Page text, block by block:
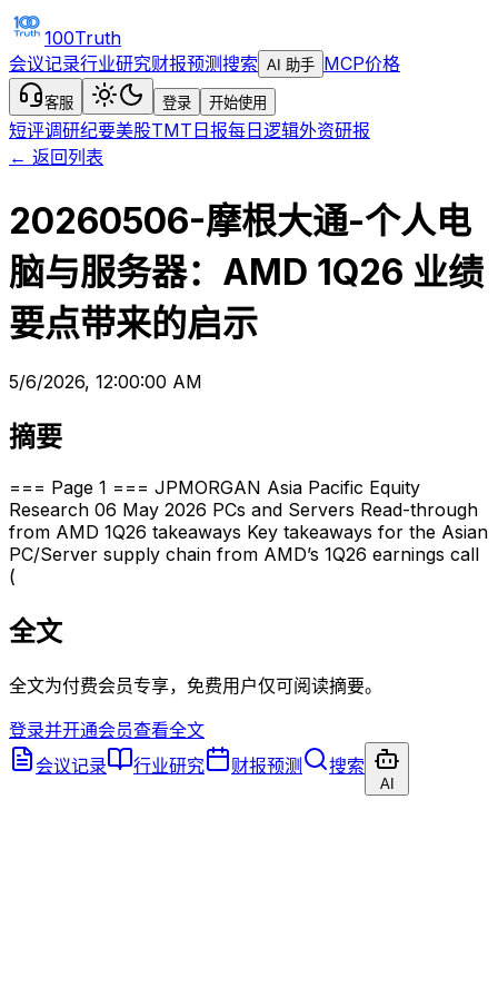
100Truth
会议记录行业研究财报预测搜索 AI 助手 MCP价格
客服 登录 开始使用
短评调研纪要美股TMT日报每日逻辑外资研报
← 返回列表
20260506-摩根大通-个人电
脑与服务器：AMD 1Q26 业绩
要点带来的启示
5/6/2026, 12:00:00 AM
摘要
=== Page 1 === JPMORGAN Asia Pacific Equity
Research 06 May 2026 PCs and Servers Read-through
from AMD 1Q26 takeaways Key takeaways for the Asian
PC/Server supply chain from AMD’s 1Q26 earnings call
(
全文
全文为付费会员专享，免费用户仅可阅读摘要。
登录并开通会员查看全文
会议记录
行业研究 财报预测 搜索
AI